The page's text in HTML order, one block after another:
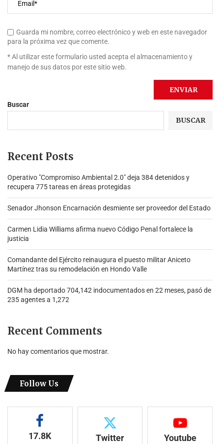
Guarda mi nombre, correo electrónico y web en este navegador
para la próxima vez que comente.
* Al utilizar este formulario usted acepta el almacenamiento y
manejo de sus datos por este sitio web.
Buscar
BUSCAR
Recent Posts
Operativo "Compromiso Ambiental 2.0″ deja 384 detenidos y
recupera 775 tareas en áreas protegidas
Senador Jhonson Encarnación desmiente ser proveedor del Estado
Carmen Lidia Williams afirma nuevo Código Penal fortalece la
justicia
Comandante del Ejército reinaugura el puesto militar Aniceto
Martínez tras su remodelación en Hondo Valle
DGM ha deportado 704,142 indocumentados en 22 meses, pasó de
235 agentes a 1,272
Recent Comments
No hay comentarios que mostrar.
Follow Us
17.8K Twitter Youtube